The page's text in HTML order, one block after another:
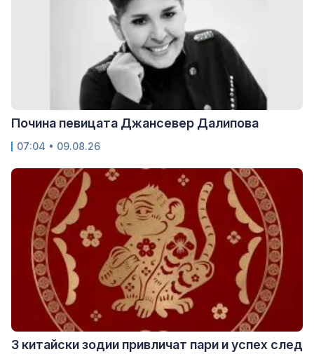
Почина певицата Джансевер Далипова
07:04 • 09.08.26
3 китайски зодии привличат пари и успех след